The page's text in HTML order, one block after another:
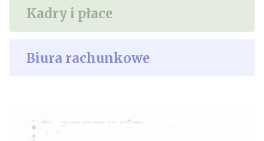
Kadry i płace
Biura rachunkowe